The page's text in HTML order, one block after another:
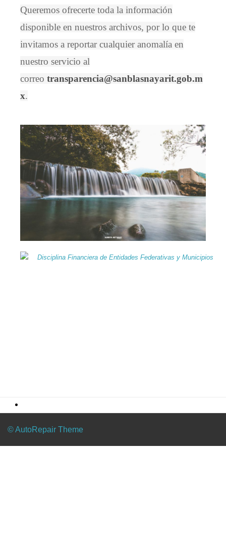
Queremos ofrecerte toda la información
disponible en nuestros archivos, por lo que te
invitamos a reportar cualquier anomalía en
nuestro servicio al
correo transparencia@sanblasnayarit.gob.m
x.
© AutoRepair Theme